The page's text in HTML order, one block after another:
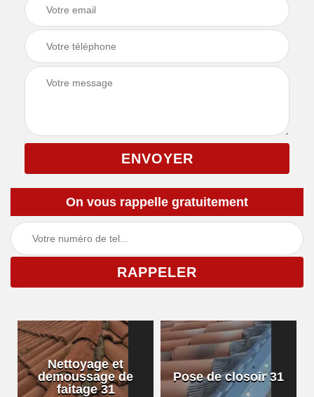
On vous rappelle gratuitement
Nettoyage et
demoussage de
faitage 31
Pose de closoir 31